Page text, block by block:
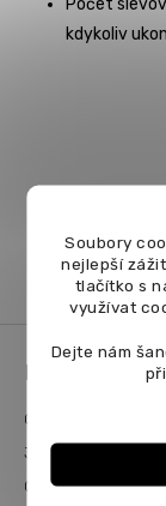
Soubory
nejlepší
tlačítko s
využívat
Dejte nám
Počet
kdykoliv
Důležité
O nás
Jak nakupovat
Obchodní